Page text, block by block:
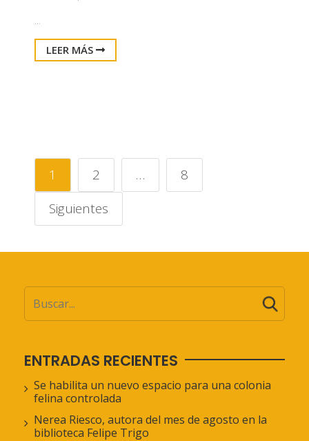
...
LEER MÁS
1 2 …
8
Siguientes
ENTRADAS RECIENTES
Se habilita un nuevo espacio para una colonia
felina controlada
Nerea Riesco, autora del mes de agosto en la
biblioteca Felipe Trigo